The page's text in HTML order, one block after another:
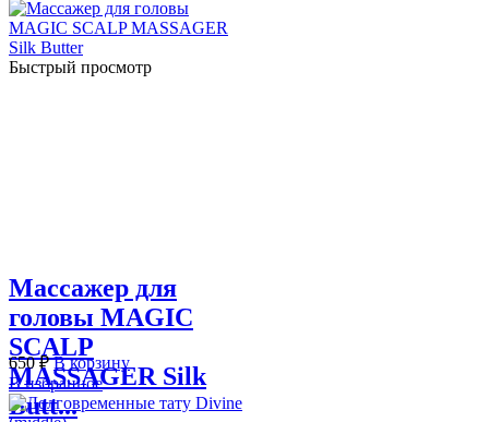
Быстрый просмотр
Массажер для
головы MAGIC
SCALP
MASSAGER Silk
Butt...
650₽ В корзину
В избранное